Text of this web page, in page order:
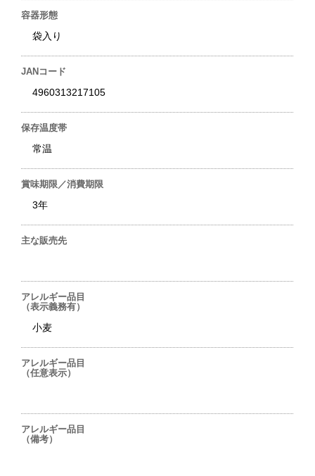
容器形態
袋入り
JANコード
4960313217105
保存温度帯
常温
賞味期限／消費期限
3年
主な販売先
アレルギー品目
（表示義務有）
小麦
アレルギー品目
（任意表示）
アレルギー品目
（備考）